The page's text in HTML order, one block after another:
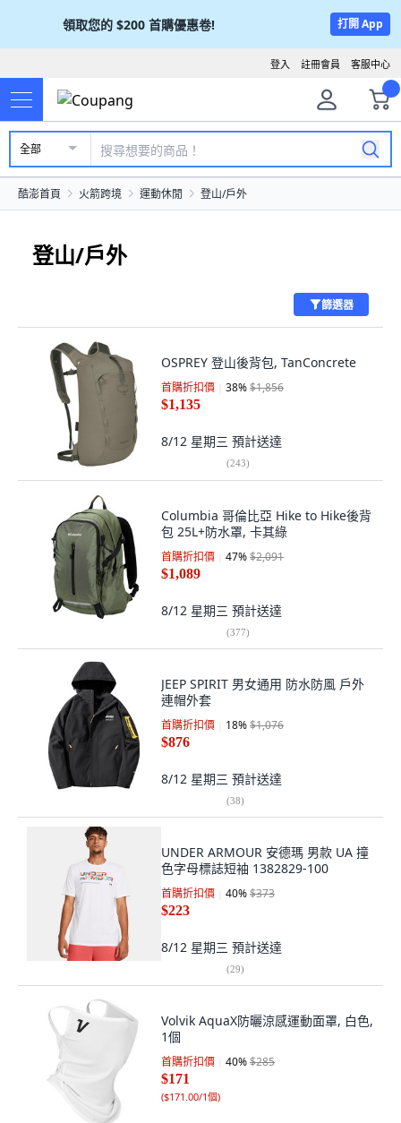
領取您的 $200 首購優惠卷! 打開 App
客服中心
註冊會員
登入
全部
酷澎首頁 火箭跨境 運動休閒 登山/戶外
登山/戶外
篩選器
OSPREY 登山後背包, TanConcrete
首購折扣價 38%$1,856
$1,135
8/12 星期三 預計送達
(243)
Columbia 哥倫比亞 Hike to Hike後背
包 25L+防水罩, 卡其綠
首購折扣價 47%$2,091
$1,089
8/12 星期三 預計送達
(377)
JEEP SPIRIT 男女通用 防水防風 戶外
連帽外套
首購折扣價 18%$1,076
$876
8/12 星期三 預計送達
(38)
UNDER ARMOUR 安德瑪 男款 UA 撞
色字母標誌短袖 1382829-100
首購折扣價 40%$373
$223
8/12 星期三 預計送達
(29)
Volvik AquaX防曬涼感運動面罩, 白色,
1個
首購折扣價 40%$285
$171
($171.00/1個)